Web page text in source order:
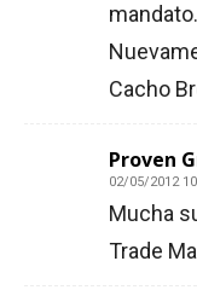
mandato.
Cacho
Proven
02/05/2012
Mucha
Trade